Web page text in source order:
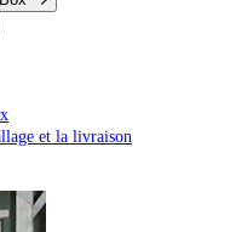
et la livraison